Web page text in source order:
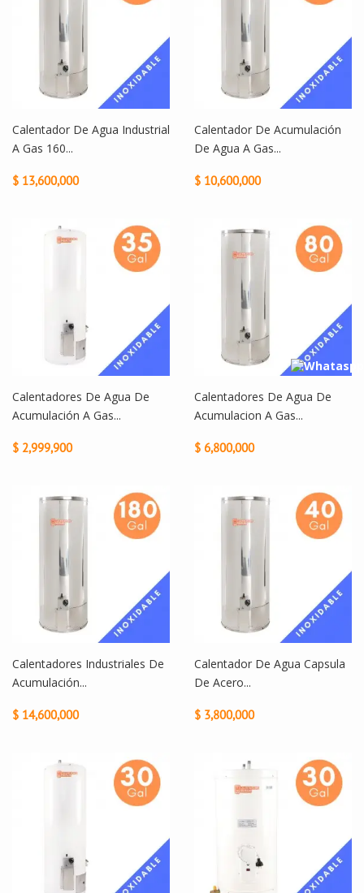
Calentador De Agua Industrial
A Gas 160...
$ 13,600,000
Calentador De Acumulación
De Agua A Gas...
$ 10,600,000
Calentadores De Agua De
Acumulación A Gas...
$ 2,999,900
Calentadores De Agua De
Acumulacion A Gas...
$ 6,800,000
Calentadores Industriales De
Acumulación...
$ 14,600,000
Calentador De Agua Capsula
De Acero...
$ 3,800,000